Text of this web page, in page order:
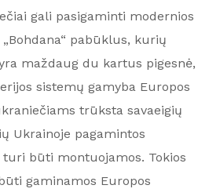
gali pasigaminti modernios
pabūklus, kurių
maždaug du kartus pigesnė,
sistemų gamyba Europos
trūksta savaeigių
Ukrainoje pagamintos
būti montuojamos. Tokios
gaminamos Europos